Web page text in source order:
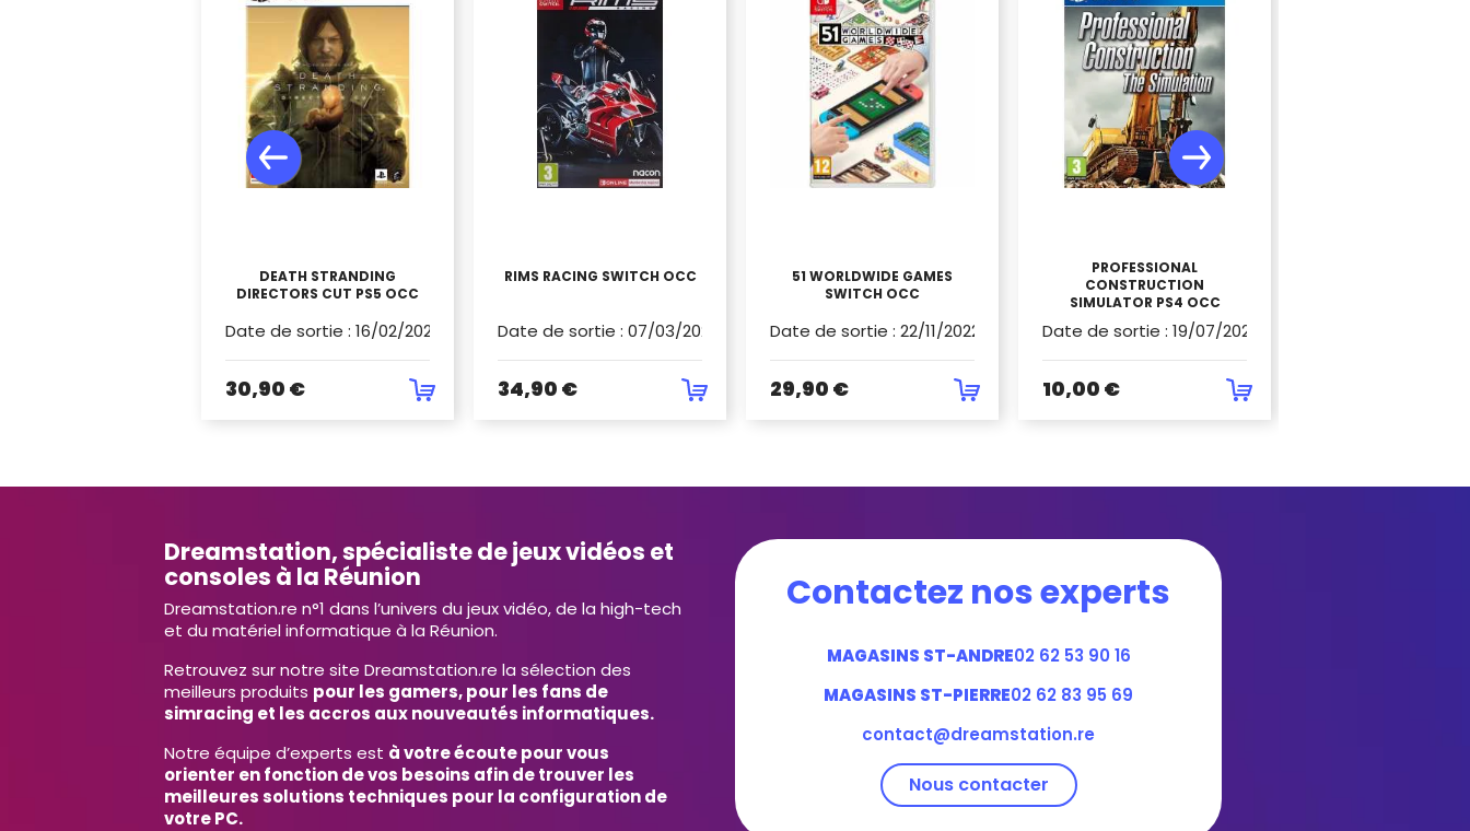
DEATH STRANDING
DIRECTORS CUT PS5 OCC
Date de sortie : 16/02/2022
30,90 €
RIMS RACING SWITCH OCC
Date de sortie : 07/03/2022
34,90 €
51 WORLDWIDE GAMES
SWITCH OCC
Date de sortie : 22/11/2022
29,90 €
PROFESSIONAL
CONSTRUCTION
SIMULATOR PS4 OCC
Date de sortie : 19/07/2022
10,00 €
Dreamstation, spécialiste de jeux vidéos et
consoles à la Réunion
Dreamstation.re n°1 dans l’univers du jeux vidéo, de la high-tech
et du matériel informatique à la Réunion.
Retrouvez sur notre site Dreamstation.re la sélection des
meilleurs produits pour les gamers, pour les fans de
simracing et les accros aux nouveautés informatiques.
Notre équipe d’experts est à votre écoute pour vous
orienter en fonction de vos besoins afin de trouver les
meilleures solutions techniques pour la configuration de
votre PC.
Contactez nos experts
MAGASINS ST-ANDRE02 62 53 90 16
MAGASINS ST-PIERRE02 62 83 95 69
contact@dreamstation.re
Nous contacter